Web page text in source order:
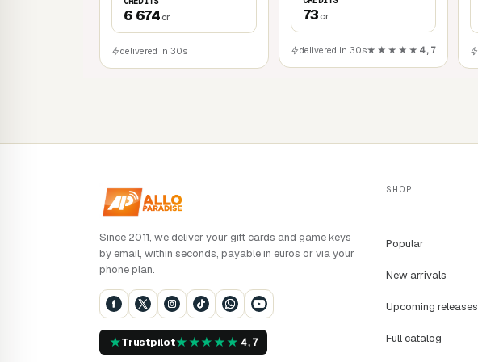
Jeux à boire
6 674 cr
delivered in 30s
73 cr
delivered in 30s★★★★★ 4,7
Since 2011, we deliver your gift cards and game keys
by email, within seconds, payable in euros or via your
phone plan.
★Trustpilot★★★★★ 4,7
SHOP
Popular
New arrivals
Upcoming releases
Full catalog